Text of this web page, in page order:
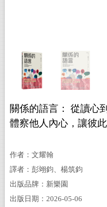
關係的語言： 從讀心
體察他人內心，讓彼
作者：文耀翰
譯者：彭翊鈞、楊筑鈞
出版品牌：新樂園
出版日期：2026-05-06